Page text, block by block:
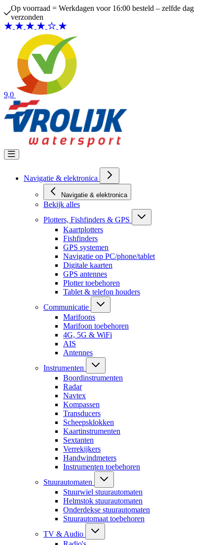
Ga naar de inhoud
Op voorraad = Werkdagen voor 16:00 besteld – zelfde dag
verzonden
9,0
Navigatie & elektronica
Navigatie & elektronica
Bekijk alles
Plotters, Fishfinders & GPS
Kaartplotters
Fishfinders
GPS systemen
Navigatie op PC/phone/tablet
Digitale kaarten
GPS antennes
Plotter toebehoren
Tablet & telefon houders
Communicatie
Marifoons
Marifoon toebehoren
4G, 5G & WiFi
AIS
Antennes
Instrumenten
Boordinstrumenten
Radar
Navtex
Kompassen
Transducers
Scheepsklokken
Kaartinstrumenten
Sextanten
Verrekijkers
Handwindmeters
Instrumenten toebehoren
Stuurautomaten
Stuurwiel stuurautomaten
Helmstok stuurautomaten
Onderdekse stuurautomaten
Stuurautomaat toebehoren
TV & Audio